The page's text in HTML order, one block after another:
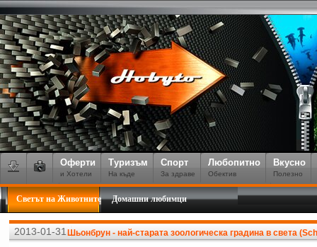
Оферти
и Хотели
Туризъм
На къде
Спорт
За здраве
Любопитно
Обектив
Вкусно
Полезно
Светът на Животните Домашни любимци
2013-01-31 Шьонбрун - най-старата зоологическа градина в света